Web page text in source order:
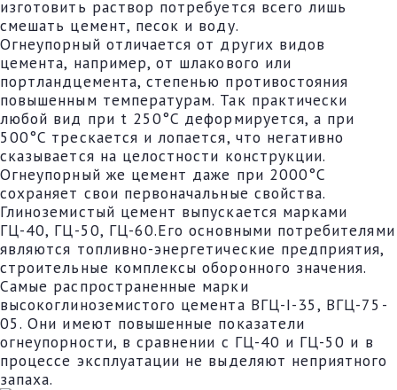
изготовить раствор потребуется всего лишь
смешать цемент, песок и воду.
Огнеупорный отличается от других видов
цемента, например, от шлакового или
портландцемента, степенью противостояния
повышенным температурам. Так практически
любой вид при t 250°C деформируется, а при
500°C трескается и лопается, что негативно
сказывается на целостности конструкции.
Огнеупорный же цемент даже при 2000°C
сохраняет свои первоначальные свойства.
Глиноземистый цемент выпускается марками
ГЦ-40, ГЦ-50, ГЦ-60.Его основными потребителями
являются топливно-энергетические предприятия,
строительные комплексы оборонного значения.
Самые распространенные марки
высокоглиноземистого цемента ВГЦ-I-35, ВГЦ-75-
05. Они имеют повышенные показатели
огнеупорности, в сравнении с ГЦ-40 и ГЦ-50 и в
процессе эксплуатации не выделяют неприятного
запаха.